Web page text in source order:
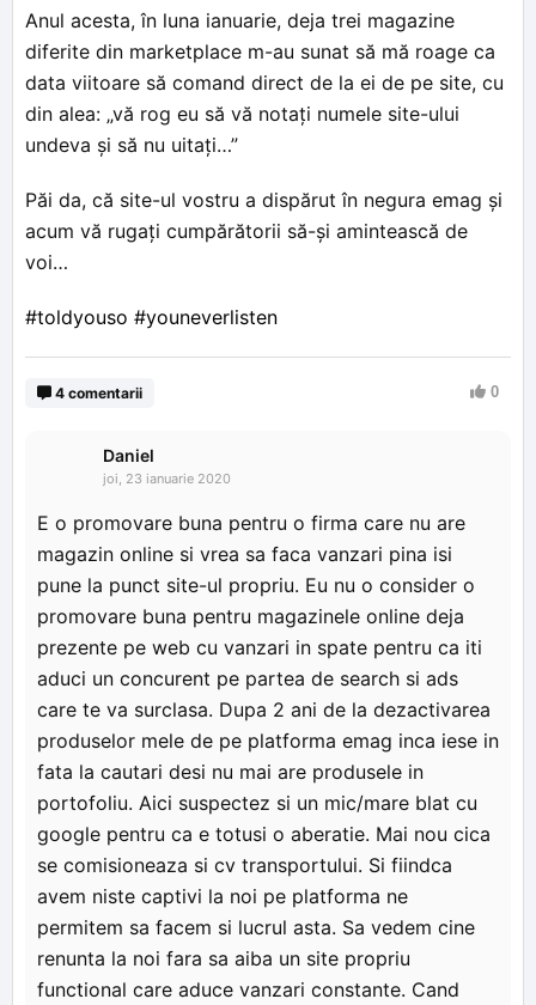
Anul acesta, în luna ianuarie, deja trei magazine
diferite din marketplace m-au sunat să mă roage ca
data viitoare să comand direct de la ei de pe site, cu
din alea: „vă rog eu să vă notați numele site-ului
undeva și să nu uitați…”
Păi da, că site-ul vostru a dispărut în negura emag și
acum vă rugați cumpărătorii să-și amintească de
voi…
#toldyouso #youneverlisten
4 comentarii 0
Daniel
joi, 23 ianuarie 2020
E o promovare buna pentru o firma care nu are
magazin online si vrea sa faca vanzari pina isi
pune la punct site-ul propriu. Eu nu o consider o
promovare buna pentru magazinele online deja
prezente pe web cu vanzari in spate pentru ca iti
aduci un concurent pe partea de search si ads
care te va surclasa. Dupa 2 ani de la dezactivarea
produselor mele de pe platforma emag inca iese in
fata la cautari desi nu mai are produsele in
portofoliu. Aici suspectez si un mic/mare blat cu
google pentru ca e totusi o aberatie. Mai nou cica
se comisioneaza si cv transportului. Si fiindca
avem niste captivi la noi pe platforma ne
permitem sa facem si lucrul asta. Sa vedem cine
renunta la noi fara sa aiba un site propriu
functional care aduce vanzari constante. Cand